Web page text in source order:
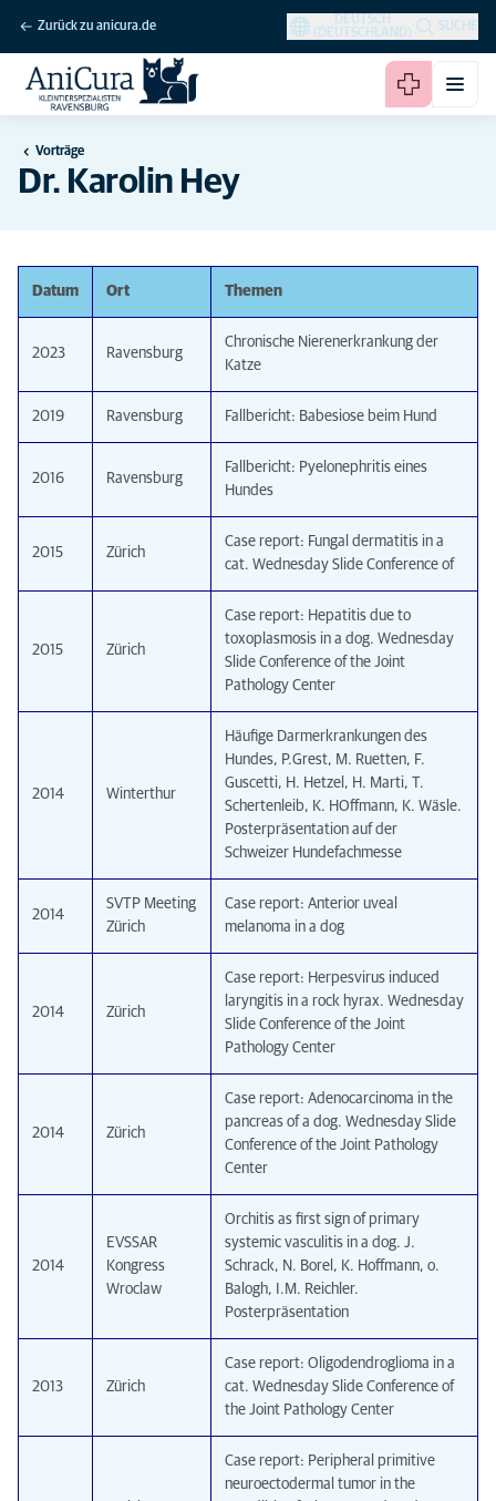
Zurück zu anicura.de
DEUTSCH
(DEUTSCHLAND)
SUCHE
Vorträge
Dr. Karolin Hey
Datum Ort Themen
2023 Ravensburg
Chronische Nierenerkrankung der
Katze
2019 Ravensburg Fallbericht: Babesiose beim Hund
2016 Ravensburg
Fallbericht: Pyelonephritis eines
Hundes
2015 Zürich
Case report: Fungal dermatitis in a
cat. Wednesday Slide Conference of
2015 Zürich
Case report: Hepatitis due to
toxoplasmosis in a dog. Wednesday
Slide Conference of the Joint
Pathology Center
2014 Winterthur
Häufige Darmerkrankungen des
Hundes, P.Grest, M. Ruetten, F.
Guscetti, H. Hetzel, H. Marti, T.
Schertenleib, K. HOffmann, K. Wäsle.
Posterpräsentation auf der
Schweizer Hundefachmesse
2014
SVTP Meeting
Zürich
Case report: Anterior uveal
melanoma in a dog
2014 Zürich
Case report: Herpesvirus induced
laryngitis in a rock hyrax. Wednesday
Slide Conference of the Joint
Pathology Center
2014 Zürich
Case report: Adenocarcinoma in the
pancreas of a dog. Wednesday Slide
Conference of the Joint Pathology
Center
2014
EVSSAR
Kongress
Wroclaw
Orchitis as first sign of primary
systemic vasculitis in a dog. J.
Schrack, N. Borel, K. Hoffmann, o.
Balogh, I.M. Reichler.
Posterpräsentation
2013 Zürich
Case report: Oligodendroglioma in a
cat. Wednesday Slide Conference of
the Joint Pathology Center
Case report: Peripheral primitive
neuroectodermal tumor in the